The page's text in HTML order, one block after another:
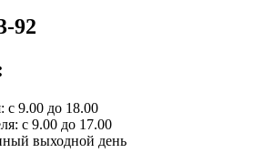
92
с 9.00 до 18.00
с 9.00 до 17.00
выходной день